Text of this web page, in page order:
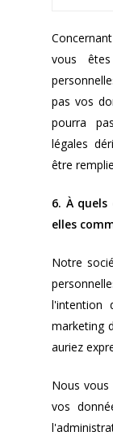
vous
pas vos
pourra
légales
être
6. À
elles
Notre
l'intention
marketing
auriez
Nous
vos